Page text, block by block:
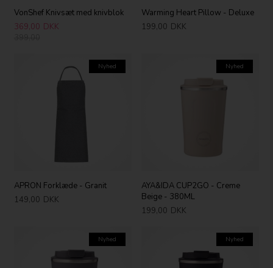
VonShef Knivsæt med knivblok
369,00 DKK
Warming Heart Pillow - Deluxe
199,00 DKK
Nyhed
APRON Forklæde - Granit
149,00 DKK
Nyhed
AYA&IDA CUP2GO - Creme
Beige - 380ML
199,00 DKK
Nyhed Nyhed